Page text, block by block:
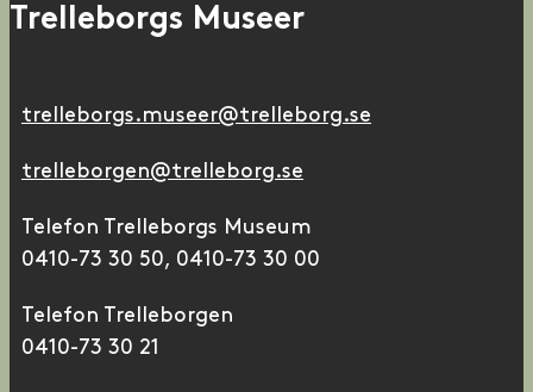
Trelleborgs Museer
trelleborgs.museer@trelleborg.se
trelleborgen@trelleborg.se
Telefon Trelleborgs Museum
0410-73 30 50, 0410-73 30 00
Telefon Trelleborgen
0410-73 30 21